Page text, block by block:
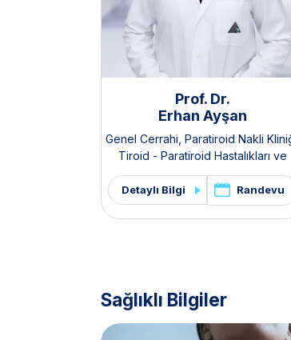
Prof. Dr.
Erhan Ayşan
Genel Cerrahi Paratiroid Nakli
Tiroid - Paratiroid Hastalıkları ve
Cerrahisi Kliniği,Endokrin Cerrahisi
Detaylı Bilgi Randevu
Sağlıklı Bilgiler